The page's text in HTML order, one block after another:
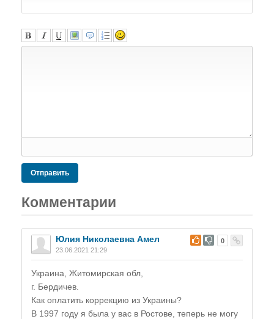
Отправить
Комментарии
# 0
Юлия Николаевна Амел
23.06.2021 21:29
Украина, Житомирская обл,
г. Бердичев.
Как оплатить коррекцию из Украины?
В 1997 году я была у вас в Ростове, теперь не могу